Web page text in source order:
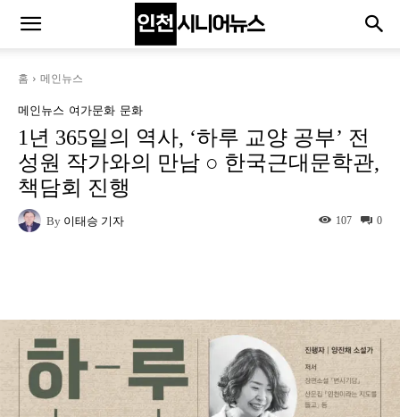
홈 메인뉴스
메인뉴스 여가문화 문화
1년 365일의 역사, ‘하루 교양 공부’ 전
성원 작가와의 만남 ○ 한국근대문학관,
책담회 진행
By 이태승 기자 0
107